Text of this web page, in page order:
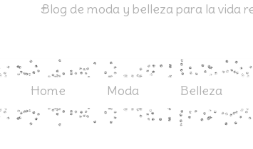
Blog de moda y belleza para la vida
Home Moda Belleza